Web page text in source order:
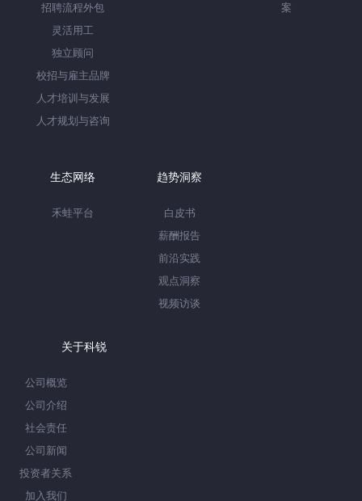
招聘流程外包
灵活用工
独立顾问
校招与雇主品牌
人才培训与发展
人才规划与咨询
案
生态网络
禾蛙平台
趋势洞察
白皮书
薪酬报告
前沿实践
观点洞察
视频访谈
关于科锐
公司概览
公司介绍
社会责任
公司新闻
投资者关系
加入我们